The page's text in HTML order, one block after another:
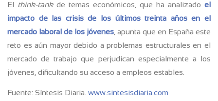
El think-tankde temas económicos, que ha analizado el
impacto de las crisis de los últimos treinta años en el
mercado laboral de los jóvenes , apunta que en España este
reto es aún mayor debido a problemas estructurales en el
mercado de trabajo que perjudican especialmente a los
jóvenes, dificultando su acceso a empleos estables.
Fuente: Síntesis Diaria. www.sintesisdiaria.com